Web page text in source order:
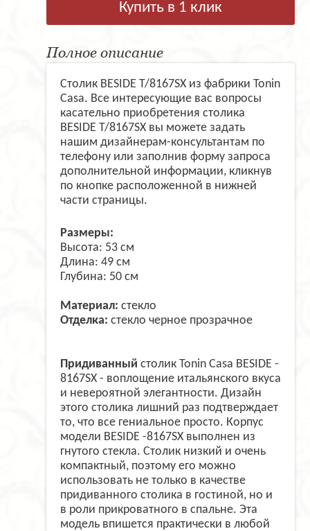
Купить в 1 клик
Полное описание
Столик BESIDE T/8167SX из фабрики Tonin
Casa. Все интересующие вас вопросы
касательно приобретения столика
BESIDE T/8167SX вы можете задать
нашим дизайнерам-консультантам по
телефону или заполнив форму запроса
дополнительной информации, кликнув
по кнопке расположенной в нижней
части страницы.
Размеры:
Высота: 53 см
Длина: 49 см
Глубина: 50 см
Материал: стекло
Отделка: стекло черное прозрачное
Придиванный столик Tonin Casa BESIDE -
8167SX - воплощение итальянского вкуса
и невероятной элегантности. Дизайн
этого столика лишний раз подтверждает
то, что все гениальное просто. Корпус
модели BESIDE -8167SX выполнен из
гнутого стекла. Столик низкий и очень
компактный, поэтому его можно
использовать не только в качестве
придиванного столика в гостиной, но и
в роли прикроватного в спальне. Эта
модель впишется практически в любой